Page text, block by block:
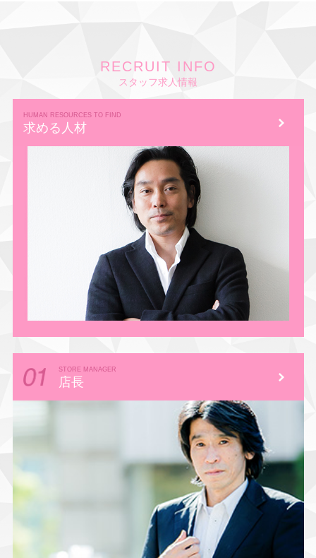
RECRUIT INFO
スタッフ求人情報
HUMAN RESOURCES TO FIND
求める人材
STORE MANAGER
店長